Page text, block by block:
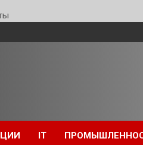
IT